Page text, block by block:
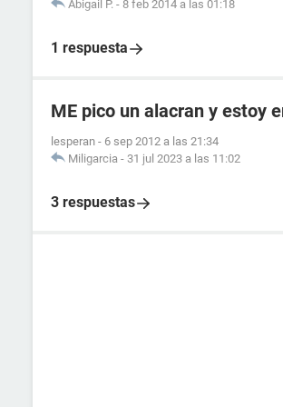
Abigail P. - 8 feb 2014 a las 01:18
1 respuesta
ME pico un alacran y estoy
lesperan - 6 sep 2012 a las 21:34
Miligarcia - 31 jul 2023 a las 11:02
3 respuestas